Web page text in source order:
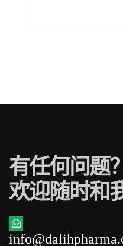
有任何问题？
欢迎随时和